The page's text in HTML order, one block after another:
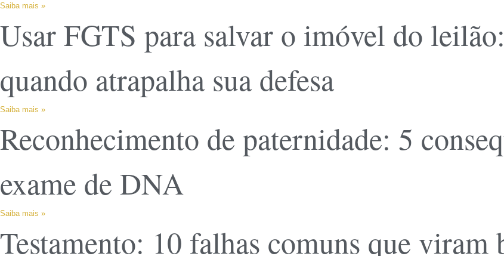
Saiba mais »
Usar FGTS para salvar o imóvel do
quando atrapalha sua defesa
Saiba mais »
Reconhecimento de paternidade: 5
exame de DNA
Saiba mais »
Testamento: 10 falhas comuns que viram